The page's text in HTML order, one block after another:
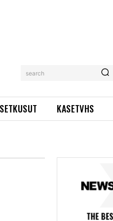
search
KASETVHS